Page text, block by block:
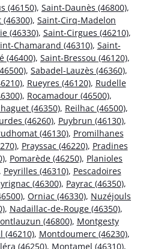
(46150), Saint-Daunès (46800),
, Saint-Cirq-Madelon
(46330), Saint-Cirgues (46210),
Chamarand (46310), Saint-
(46400), Saint-Bressou (46120),
, Sabadel-Lauzès (46360),
, Rueyres (46120), Rudelle
, Rocamadour (46500),
(46350), Reilhac (46500),
(46260), Puybrun (46130),
(46130), Promilhanes
, Prayssac (46220), Pradines
, Pomarède (46250), Planioles
Peyrilles (46310), Pescadoires
(46300), Payrac (46350),
, Orniac (46330), Nuzéjouls
, Nadaillac-de-Rouge (46350),
(46800), Montgesty
(46210), Montdoumerc (46230),
(46250), Montamel (46310),